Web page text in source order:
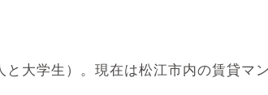
大学生）。現在は松江市内の賃貸マ